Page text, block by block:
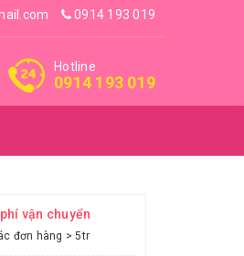
0914 193 019
Hotline
0914 193 019
vận chuyển
đơn hàng > 5tr